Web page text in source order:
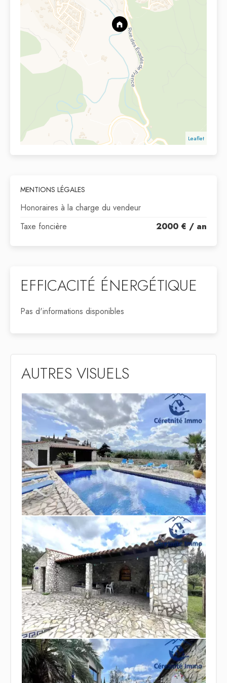
Leaflet
MENTIONS LÉGALES
Honoraires à la charge du vendeur
Taxe foncière
2000 € / an
EFFICACITÉ ÉNERGÉTIQUE
Pas d'informations disponibles
AUTRES VISUELS